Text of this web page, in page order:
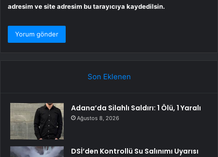
adresim ve site adresim bu tarayıcıya kaydedilsin.
Son Eklenen
Adana’da Silahlı Saldırı: 1 Ölü, 1 Yaralı
Ağustos 8, 2026
DSİ’den Kontrollü Su Salınımı Uyarısı